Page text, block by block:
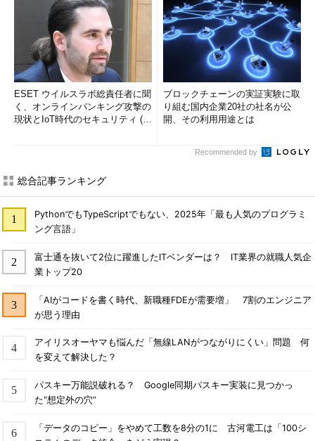
ESET ウイルスラボ総責任者に聞
く、オンラインバンキング攻撃の
現状とIoT時代のセキュリティ (1/
ブロックチェーンの実証実験に取
り組む国内企業20社の社名が公
開、その利用用途とは
Recommended by
総合記事ランキング
PythonでもTypeScriptでもない、2025年「最も人気のプログラミ
ング言語」
富士通を抜いて2位に躍進したITベンダーは？ IT業界の就職人気企
業トップ20
「AIがコードを書く時代、新職種FDEが需要増」 7割のエンジニア
が思う理由
アイリスオーヤマも悩んだ「無線LANがつながりにくい」問題 何
を変えて解決した？
パスキー万能説破れる？ Google同期パスキー実装に見つかっ
た“想定外の穴”
「データのコピー」をやめて工数を8分の1に 古河電工は「100シ